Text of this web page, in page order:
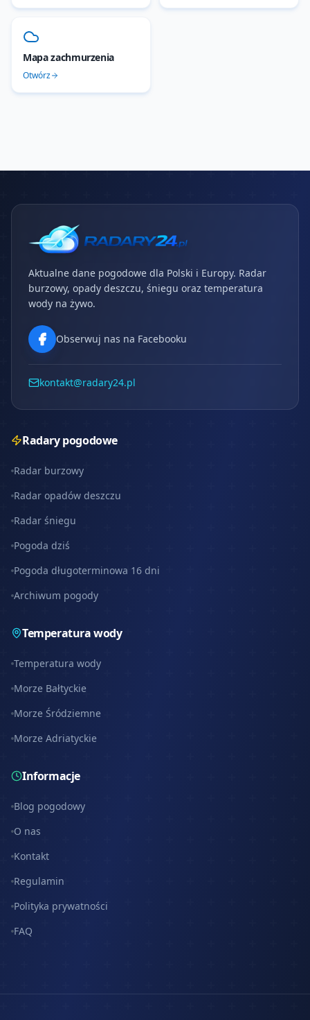
Mapa zachmurzenia
Otwórz
Aktualne dane pogodowe dla Polski i Europy. Radar
burzowy, opady deszczu, śniegu oraz temperatura
wody na żywo.
Obserwuj nas na Facebooku
kontakt@radary24.pl
Radary pogodowe
Radar burzowy
Radar opadów deszczu
Radar śniegu
Pogoda dziś
Pogoda długoterminowa 16 dni
Archiwum pogody
Temperatura wody
Temperatura wody
Morze Bałtyckie
Morze Śródziemne
Morze Adriatyckie
Informacje
Blog pogodowy
O nas
Kontakt
Regulamin
Polityka prywatności
FAQ